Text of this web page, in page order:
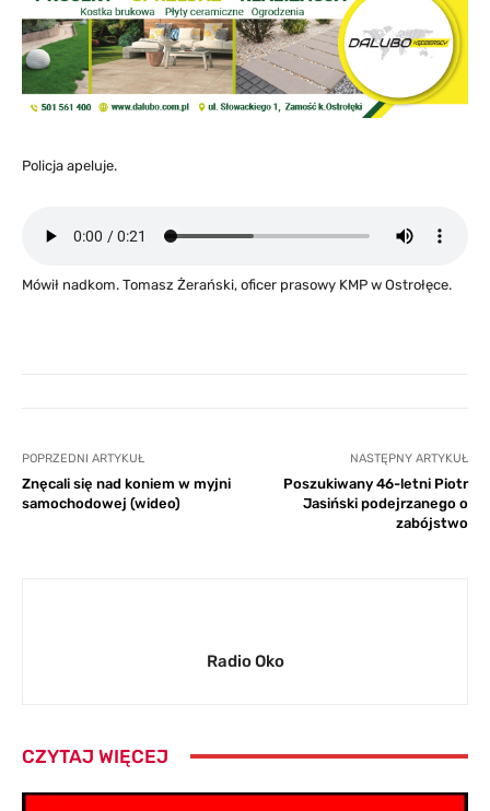
Policja apeluje.
Mówił nadkom. Tomasz Żerański, oficer prasowy KMP w Ostrołęce.
POPRZEDNI ARTYKUŁ
Znęcali się nad koniem w myjni
samochodowej (wideo)
NASTĘPNY ARTYKUŁ
Poszukiwany 46-letni Piotr
Jasiński podejrzanego o
zabójstwo
Radio Oko
CZYTAJ WIĘCEJ